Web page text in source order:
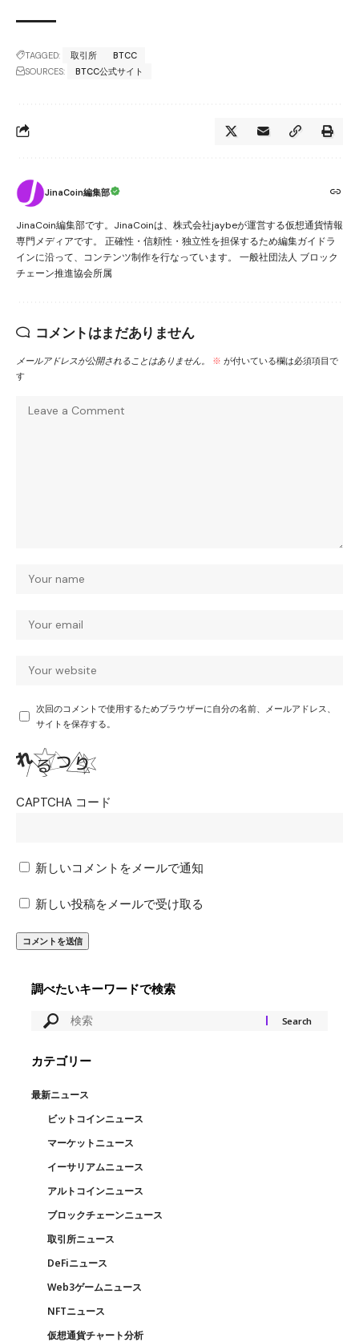
TAGGED: 取引所
BTCC
SOURCES:
BTCC公式サイト
JinaCoin編集部
JinaCoin編集部です。JinaCoinは、株式会社jaybeが運営する仮想通貨情報
専門メディアです。 正確性・信頼性・独立性を担保するため編集ガイドラ
インに沿って、コンテンツ制作を行なっています。 一般社団法人 ブロック
チェーン推進協会所属
コメントはまだありません
メールアドレスが公開されることはありません。 ※ が付いている欄は必須項目で
す
次回のコメントで使用するためブラウザーに自分の名前、メールアドレス、
サイトを保存する。
CAPTCHA コード
新しいコメントをメールで通知
新しい投稿をメールで受け取る
調べたいキーワードで検索
カテゴリー
最新ニュース
ビットコインニュース
マーケットニュース
イーサリアムニュース
アルトコインニュース
ブロックチェーンニュース
取引所ニュース
DeFiニュース
Web3ゲームニュース
NFTニュース
仮想通貨チャート分析